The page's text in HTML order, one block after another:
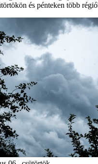
és pénteken több